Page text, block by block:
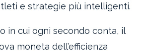
e strategie più intelligenti.
in cui ogni secondo conta, il
moneta dell’efficienza